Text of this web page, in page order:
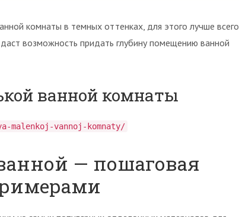
комнаты в темных оттенках, для этого лучше всего
возможность придать глубину помещению ванной
ванной комнаты
vannoj-komnaty/
— пошаговая